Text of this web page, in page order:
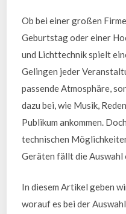
Ob bei einer großen
Geburtstag oder einer
und Lichttechnik spielt
Gelingen jeder
passende Atmosphäre,
dazu bei, wie Musik,
Publikum ankommen.
technischen
Geräten fällt die Auswahl
In diesem Artikel geben
worauf es bei der